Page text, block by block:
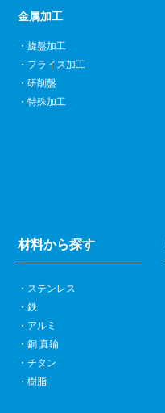
金属加工
旋盤加工
フライス加工
研削盤
特殊加工
材料から探す
ステンレス
鉄
アルミ
銅 真鍮
チタン
樹脂